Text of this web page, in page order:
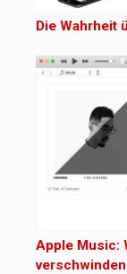
Die Wahrheit
Apple Music:
verschwinden